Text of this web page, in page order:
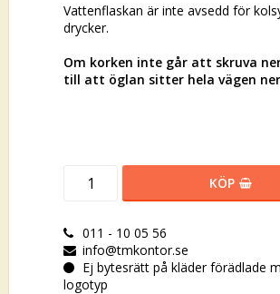
Vattenflaskan är inte avsedd för
drycker.
Om korken inte går att skruva
till att öglan sitter hela vägen
KÖP
011 - 10 05 56
info@tmkontor.se
Ej bytesrätt på kläder förädlade
logotyp